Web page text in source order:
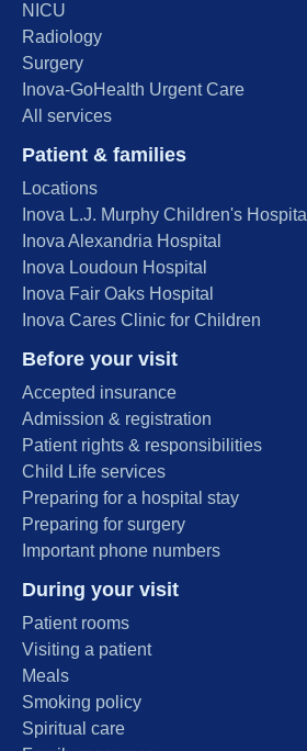
NICU
Radiology
Surgery
Inova-GoHealth Urgent Care
All services
Patient & families
Locations
Inova L.J. Murphy Children's Hospital
Inova Alexandria Hospital
Inova Loudoun Hospital
Inova Fair Oaks Hospital
Inova Cares Clinic for Children
Before your visit
Accepted insurance
Admission & registration
Patient rights & responsibilities
Child Life services
Preparing for a hospital stay
Preparing for surgery
Important phone numbers
During your visit
Patient rooms
Visiting a patient
Meals
Smoking policy
Spiritual care